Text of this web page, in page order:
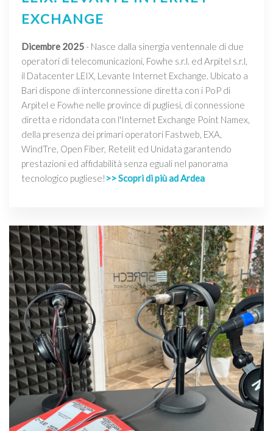
EXCHANGE
Dicembre 2025- Nasce dalla sinergia ventennale di due
operatori di telecomunicazioni, Fowhe s.r.l. ed Arpitel s.r.l,
il Datacenter LEIX, Levante Internet Exchange. Ubicato a
Bari dispone di interconnessione diretta con i PoP di
Arpitel e Fowhe nelle province di pugliesi, di connessione
diretta e ridondata con l'Internet Exchange Point Namex,
della presenza dei primari operatori Fastweb, EXA,
WindTre, Open Fiber, Retelit ed Unidata garantendo
prestazioni ed affidabilità senza eguali nel panorama
tecnologico pugliese! >> Scopri di più ad Ardea